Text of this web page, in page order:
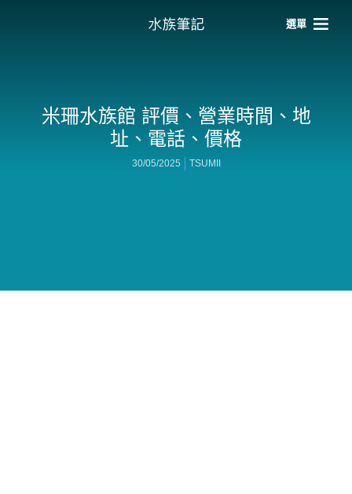
選單
米珊水族館 評價、營業時間、地
址、電話、價格
30/05/2025 TSUMII